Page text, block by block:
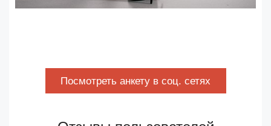
Посмотреть анкету в соц. сетях